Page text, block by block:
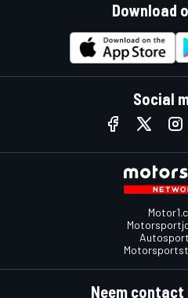
Download
Social
Neem contact